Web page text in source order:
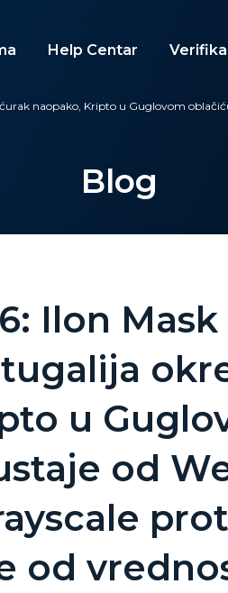
Help Centar
naopako, Kripto u Guglovom
Blog
Ilon Mask
u
od
od